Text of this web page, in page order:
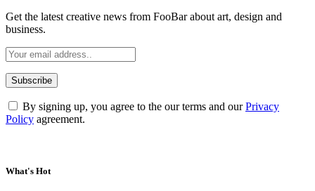
Get the latest creative news from FooBar about art, design and
business.
By signing up, you agree to the our terms and ourPrivacy
Policy agreement.
What's Hot